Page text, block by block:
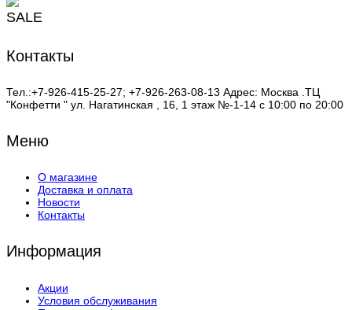
SALE
Контакты
Тел.:+7-926-415-25-27; +7-926-263-08-13 Адрес: Москва .ТЦ
"Конфетти " ул. Нагатинская , 16, 1 этаж №-1-14 с 10:00 по 20:00
Меню
О магазине
Доставка и оплата
Новости
Контакты
Информация
Акции
Условия обслуживания